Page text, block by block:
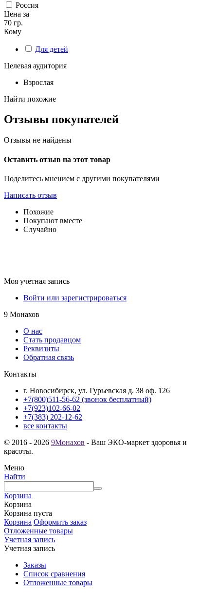
Россия
Цена за
70 гр.
Кому
Для детей
Целевая аудитория
Взрослая
Найти похожие
Отзывы покупателей
Отзывы не найдены
Оставить отзыв на этот товар
Поделитесь мнением с другими покупателями
Написать отзыв
Похожие
Покупают вместе
Случайно
Моя учетная запись
Войти или зарегистрироваться
9 Монахов
О нас
Стать продавцом
Реквизиты
Обратная связь
Контакты
г. Новосибирск, ул. Гурьевская д. 38 оф. 126
+7(800)511-56-62 (звонок бесплатный)
+7(923)102-66-02
+7(383) 202-12-62
все контакты
© 2016 - 2026 9Монахов - Ваш ЭКО-маркет здоровья и
красоты.
Меню
Найти
Корзина
Корзина
Корзина пуста
Корзина Оформить заказ
Отложенные товары
Учетная запись
Учетная запись
Заказы
Список сравнения
Отложенные товары